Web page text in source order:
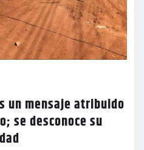
un mensaje atribuido
se desconoce su